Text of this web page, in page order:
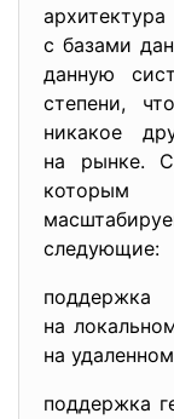
с базами
данную
степени,
никакое
на рынке.
которым
следующие:
на
на
поддержка